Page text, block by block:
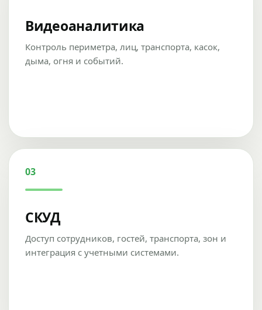
Видеоаналитика
Контроль периметра, лиц, транспорта, касок,
дыма, огня и событий.
03
СКУД
Доступ сотрудников, гостей, транспорта, зон и
интеграция с учетными системами.